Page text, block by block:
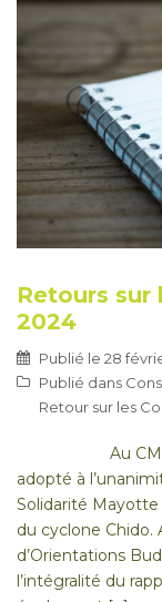
Retours sur
2024
Publié le 28
Publié dans
Retour sur les
Au CM du
adopté à
Solidarité
du cyclone
d’Orientations
l’intégralité du